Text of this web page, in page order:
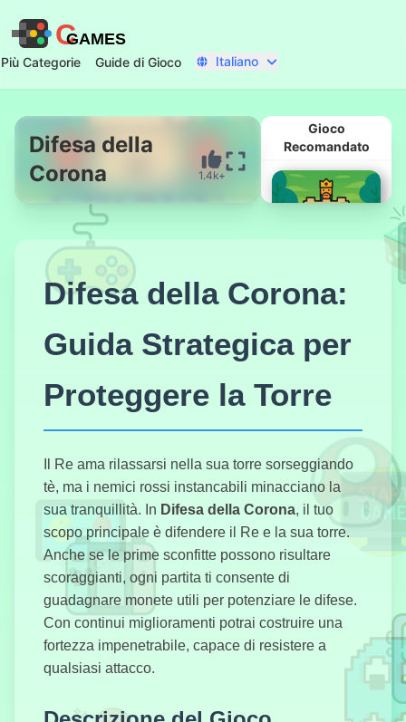
CGAMES
Più Categorie Guide di Gioco Italiano
Inizia Ora
Difesa della
Corona
1.4k+
Gioco
Recomandato
Cliccatore di
Cacca
Clicker Pro
Misuratore
Difesa della Corona:
Guida Strategica per
Proteggere la Torre
Il Re ama rilassarsi nella sua torre sorseggiando
tè, ma i nemici rossi instancabili minacciano la
sua tranquillità. In Difesa della Corona, il tuo
scopo principale è difendere il Re e la sua torre.
Anche se le prime sconfitte possono risultare
scoraggianti, ogni partita ti consente di
guadagnare monete utili per potenziare le difese.
Con continui miglioramenti potrai costruire una
fortezza impenetrabile, capace di resistere a
qualsiasi attacco.